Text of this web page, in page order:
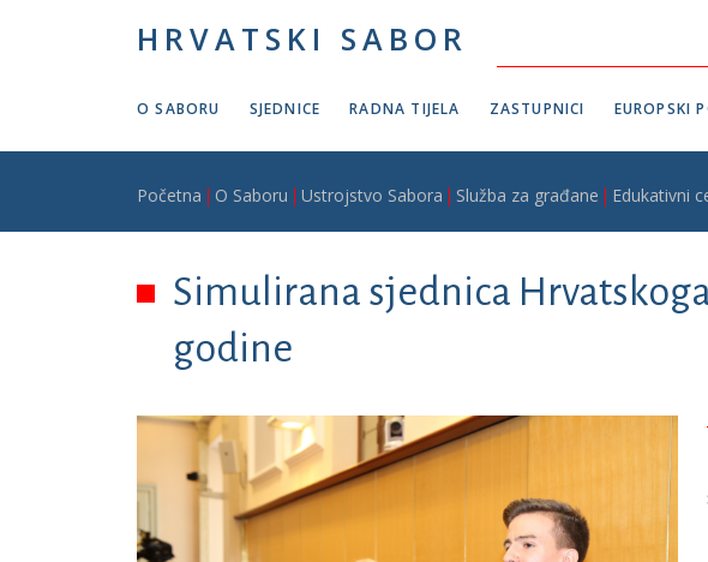
HRVATSKI SABOR
O SABORU SJEDNICE RADNA TIJELA ZASTUPNICI EUROPSKI
Breadcrumb
Početna O Saboru Ustrojstvo Sabora Služba za građane Edukativni
Simulirana sjednica
godine